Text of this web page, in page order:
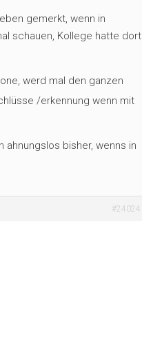
gemerkt, wenn in
schauen, Kollege hatte dort
werd mal den ganzen
/erkennung wenn mit
ahnungslos bisher, wenns in
#24024